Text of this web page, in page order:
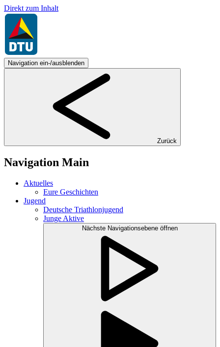
Direkt zum Inhalt
Navigation ein-/ausblenden
Zurück
Navigation Main
Aktuelles
Eure Geschichten
Jugend
Deutsche Triathlonjugend
Junge Aktive
Nächste Navigationsebene öffnen